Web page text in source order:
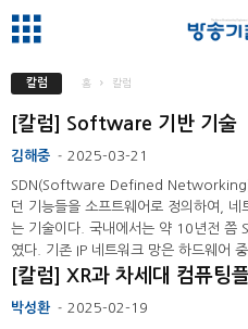
칼럼 홈 칼럼
[칼럼] Software 기반 기술
김해중 - 2025-03-21
SDN(Software Defined Networking)
던 기능들을 소프트웨어로 정의하여,
는 기술이다. 국내에서는 약 10년전 쯤
였다. 기존 IP 네트워크 망은 하드웨어
[칼럼] XR과 차세대 컴퓨팅
박성환 - 2025-02-19